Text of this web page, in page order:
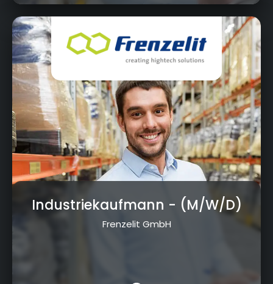
Industriekaufmann - (M/W/D)
Frenzelit GmbH